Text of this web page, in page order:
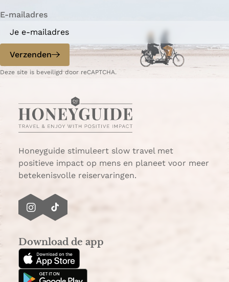
E-mailadres
Verzenden
Deze site is beveiligd door reCAPTCHA.
Honeyguide stimuleert slow travel met
positieve impact op mens en planeet voor meer
betekenisvolle reiservaringen.
I
t
a
g
T
T
o
k
Download de app